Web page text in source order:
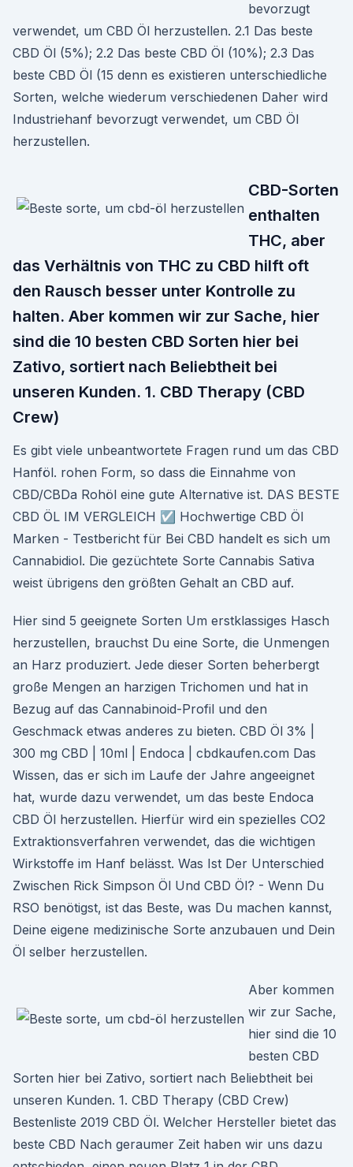
bevorzugt
verwendet, um CBD Öl herzustellen. 2.1 Das beste
CBD Öl (5%); 2.2 Das beste CBD Öl (10%); 2.3 Das
beste CBD Öl (15 denn es existieren unterschiedliche
Sorten, welche wiederum verschiedenen Daher wird
Industriehanf bevorzugt verwendet, um CBD Öl
herzustellen.
CBD-Sorten
enthalten
THC, aber
das Verhältnis von THC zu CBD hilft oft
den Rausch besser unter Kontrolle zu
halten. Aber kommen wir zur Sache, hier
sind die 10 besten CBD Sorten hier bei
Zativo, sortiert nach Beliebtheit bei
unseren Kunden. 1. CBD Therapy (CBD
Crew)
Es gibt viele unbeantwortete Fragen rund um das CBD
Hanföl. rohen Form, so dass die Einnahme von
CBD/CBDa Rohöl eine gute Alternative ist. DAS BESTE
CBD ÖL IM VERGLEICH ☑️ Hochwertige CBD Öl
Marken - Testbericht für Bei CBD handelt es sich um
Cannabidiol. Die gezüchtete Sorte Cannabis Sativa
weist übrigens den größten Gehalt an CBD auf.
Hier sind 5 geeignete Sorten Um erstklassiges Hasch
herzustellen, brauchst Du eine Sorte, die Unmengen
an Harz produziert. Jede dieser Sorten beherbergt
große Mengen an harzigen Trichomen und hat in
Bezug auf das Cannabinoid-Profil und den
Geschmack etwas anderes zu bieten. CBD Öl 3% |
300 mg CBD | 10ml | Endoca | cbdkaufen.com Das
Wissen, das er sich im Laufe der Jahre angeeignet
hat, wurde dazu verwendet, um das beste Endoca
CBD Öl herzustellen. Hierfür wird ein spezielles CO2
Extraktionsverfahren verwendet, das die wichtigen
Wirkstoffe im Hanf belässt. Was Ist Der Unterschied
Zwischen Rick Simpson Öl Und CBD Öl? - Wenn Du
RSO benötigst, ist das Beste, was Du machen kannst,
Deine eigene medizinische Sorte anzubauen und Dein
Öl selber herzustellen.
Aber kommen
wir zur Sache,
hier sind die 10
besten CBD
Sorten hier bei Zativo, sortiert nach Beliebtheit bei
unseren Kunden. 1. CBD Therapy (CBD Crew)
Bestenliste 2019 CBD Öl. Welcher Hersteller bietet das
beste CBD Nach geraumer Zeit haben wir uns dazu